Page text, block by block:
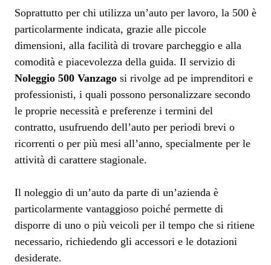
Soprattutto per chi utilizza un’auto per lavoro, la 500 è
particolarmente indicata, grazie alle piccole
dimensioni, alla facilità di trovare parcheggio e alla
comodità e piacevolezza della guida. Il servizio di
Noleggio 500 Vanzago si rivolge ad pe imprenditori e
professionisti, i quali possono personalizzare secondo
le proprie necessità e preferenze i termini del
contratto, usufruendo dell’auto per periodi brevi o
ricorrenti o per più mesi all’anno, specialmente per le
attività di carattere stagionale.
Il noleggio di un’auto da parte di un’azienda è
particolarmente vantaggioso poiché permette di
disporre di uno o più veicoli per il tempo che si ritiene
necessario, richiedendo gli accessori e le dotazioni
desiderate.